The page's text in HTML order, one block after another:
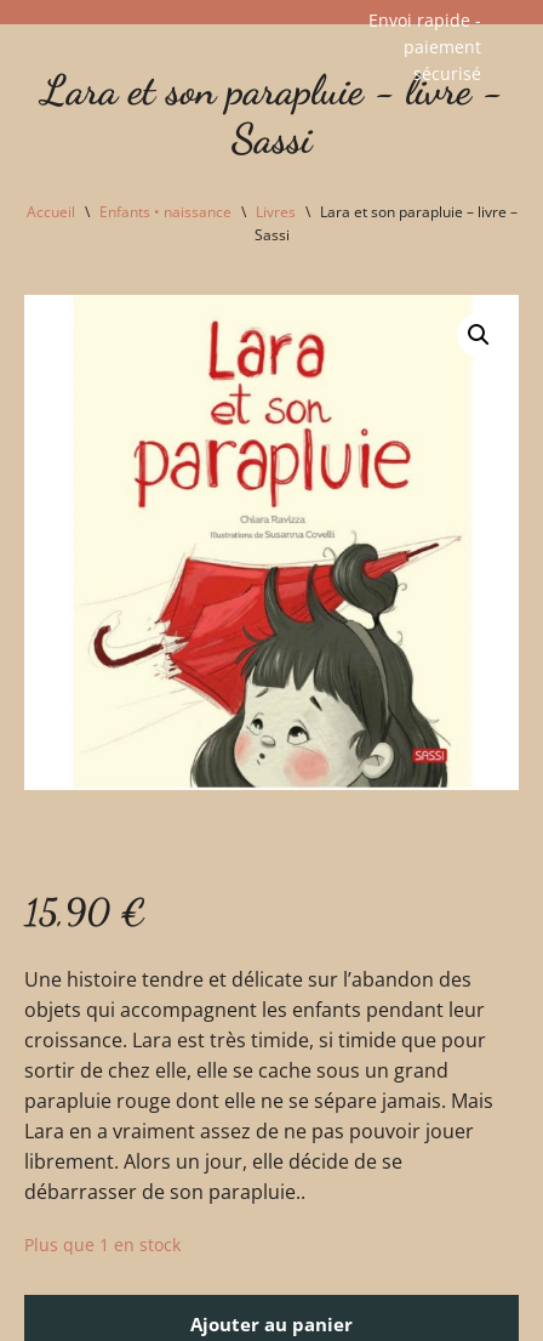
Envoi rapide -
paiement
sécurisé​
Lara et son parapluie - livre -
Sassi
Accueil \ Enfants • naissance \ Livres \ Lara et son parapluie – livre –
Sassi
15,90 €
Une histoire tendre et délicate sur l’abandon des
objets qui accompagnent les enfants pendant leur
croissance. Lara est très timide, si timide que pour
sortir de chez elle, elle se cache sous un grand
parapluie rouge dont elle ne se sépare jamais. Mais
Lara en a vraiment assez de ne pas pouvoir jouer
librement. Alors un jour, elle décide de se
débarrasser de son parapluie..
Plus que 1 en stock
Ajouter au panier